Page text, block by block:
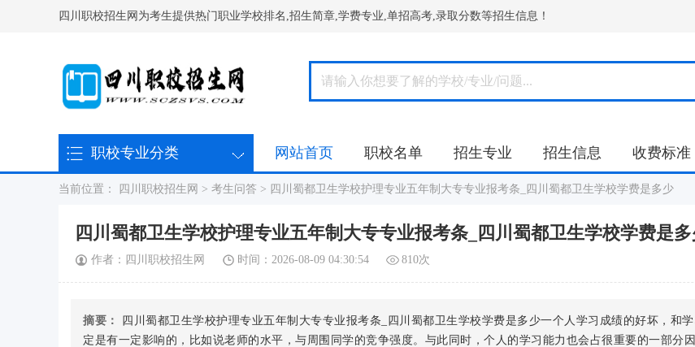
四川职校招生网为考生提供热门职业学校排名,招生简章,学费专业,单招高考,录取分数等招生信息！
职校专业分类 网站首页 职校名单 招生专业 招生信息 收费标准
在线报名
当前位置： 四川职校招生网 > 考生问答 > 四川蜀都卫生学校护理专业五年制大专专业报考条_四川蜀都卫生学校学费是多少
四川蜀都卫生学校护理专业五年制大专专业报考条_四川蜀都卫生学校学费是
作者：四川职校招生网 时间：2026-08-09 04:30:54 810次
摘要：
四川蜀都卫生学校护理专业五年制大专专业报考条_四川蜀都卫生学校学费是多少一个人学习成绩的好坏，和
定是有一定影响的，比如说老师的水平，与周围同学的竞争强度。与此同时，个人的学习能力也会占很重要的一部分